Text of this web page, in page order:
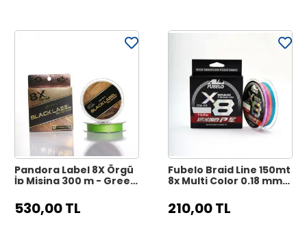
Pandora Label 8X Örgü
İp Misina 300 m - Green
530,00 TL
Fubelo Braid Line 150mt
8x Multi Color 0.18 mm
210,00 TL